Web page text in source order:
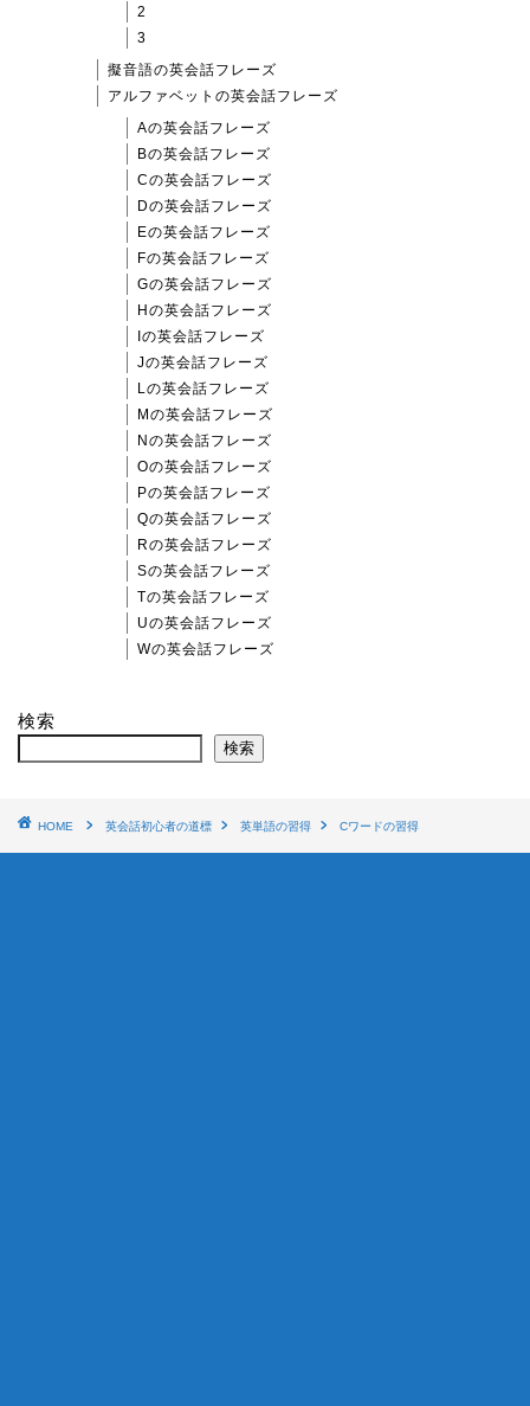
2
3
擬音語の英会話フレーズ
アルファベットの英会話フレーズ
Aの英会話フレーズ
Bの英会話フレーズ
Cの英会話フレーズ
Dの英会話フレーズ
Eの英会話フレーズ
Fの英会話フレーズ
Gの英会話フレーズ
Hの英会話フレーズ
Iの英会話フレーズ
Jの英会話フレーズ
Lの英会話フレーズ
Mの英会話フレーズ
Nの英会話フレーズ
Oの英会話フレーズ
Pの英会話フレーズ
Qの英会話フレーズ
Rの英会話フレーズ
Sの英会話フレーズ
Tの英会話フレーズ
Uの英会話フレーズ
Wの英会話フレーズ
検索
検索
HOME 英会話初心者の道標 英単語の習得 Cワードの習得